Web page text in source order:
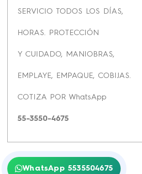
SERVICIO TODOS LOS DÍAS,
HORAS. PROTECCIÓN
Y CUIDADO, MANIOBRAS,
EMPLAYE, EMPAQUE, COBIJAS.
COTIZA POR WhatsApp
55-3550-4675
WhatsApp 5535504675